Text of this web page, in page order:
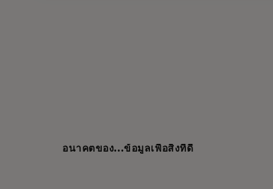
อนาคตของ...ข้อมูลเพื่อสิ่งที่ดี